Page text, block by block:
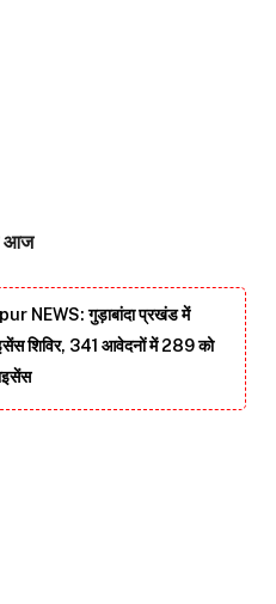
आज
NEWS: गुड़ाबांदा प्रखंड में
शिविर, 341 आवेदनों में 289 को